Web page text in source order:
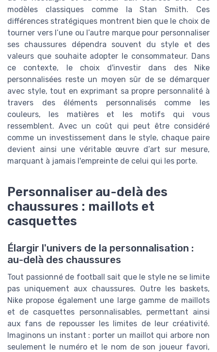
modèles classiques comme la Stan Smith. Ces
différences stratégiques montrent bien que le choix de
tourner vers l’une ou l’autre marque pour personnaliser
ses chaussures dépendra souvent du style et des
valeurs que souhaite adopter le consommateur. Dans
ce contexte, le choix d'investir dans des Nike
personnalisées reste un moyen sûr de se démarquer
avec style, tout en exprimant sa propre personnalité à
travers des éléments personnalisés comme les
couleurs, les matières et les motifs qui vous
ressemblent. Avec un coût qui peut être considéré
comme un investissement dans le style, chaque paire
devient ainsi une véritable œuvre d’art sur mesure,
marquant à jamais l'empreinte de celui qui les porte.
Personnaliser au-delà des
chaussures : maillots et
casquettes
Élargir l'univers de la personnalisation :
au-delà des chaussures
Tout passionné de football sait que le style ne se limite
pas uniquement aux chaussures. Outre les baskets,
Nike propose également une large gamme de maillots
et de casquettes personnalisables, permettant ainsi
aux fans de repousser les limites de leur créativité.
Imaginons un instant : porter un maillot qui arbore non
seulement le numéro et le nom de son joueur favori,